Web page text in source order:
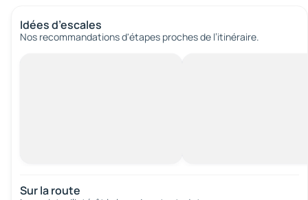
Idées d’escales
Nos recommandations d'étapes proches de l’itinéraire.
Sur la route